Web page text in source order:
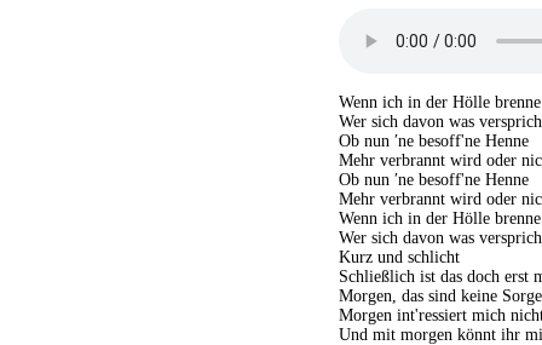
Wenn ich in der Hölle brenne
Wer sich davon was
Ob nun ′ne besoff'ne Henne
Mehr verbrannt wird oder
Ob nun ′ne besoff'ne Henne
Mehr verbrannt wird oder
Wenn ich in der Hölle brenne
Wer sich davon was
Kurz und schlicht
Schließlich ist das doch erst
Morgen, das sind keine
Morgen int'ressiert mich
Und mit morgen könnt ihr